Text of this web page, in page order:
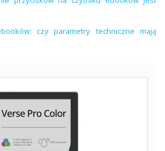
czy parametry techniczne mają